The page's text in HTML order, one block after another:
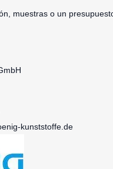
muestras o un
kunststoffe.de